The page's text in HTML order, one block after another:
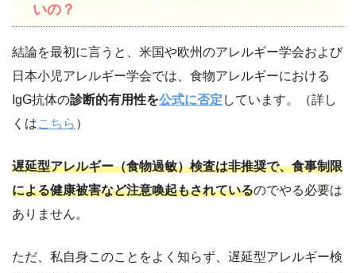
いの？
結論を最初に言うと、米国や欧州のアレルギー学会および
日本小児アレルギー学会では、食物アレルギーにおける
IgG抗体の診断的有用性を公式に否定 しています。（詳し
くはこちら ）
遅延型アレルギー（食物過敏）検査は非推奨で、食事制限
による健康被害など注意喚起もされているのでやる必要は
ありません。
ただ、私自身このことをよく知らず、遅延型アレルギー検